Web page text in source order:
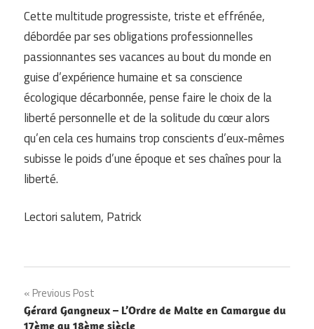
Cette multitude progressiste, triste et effrénée,
débordée par ses obligations professionnelles
passionnantes ses vacances au bout du monde en
guise d’expérience humaine et sa conscience
écologique décarbonnée, pense faire le choix de la
liberté personnelle et de la solitude du cœur alors
qu’en cela ces humains trop conscients d’eux-mêmes
subisse le poids d’une époque et ses chaînes pour la
liberté.
Lectori salutem, Patrick
Navigation
Previous Post
Gérard Gangneux – L’Ordre de Malte en Camargue du
17ème au 18ème siècle